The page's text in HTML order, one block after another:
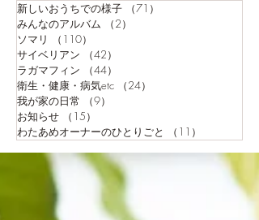
新しいおうちでの様子 （71）
みんなのアルバム
（2）
ソマリ
（110）
サイベリアン
（42）
ラガマフィン
（44）
衛生・健康・病気etc
（24）
我が家の日常
（9）
お知らせ
（15）
わたあめオーナーのひとりごと
（11）